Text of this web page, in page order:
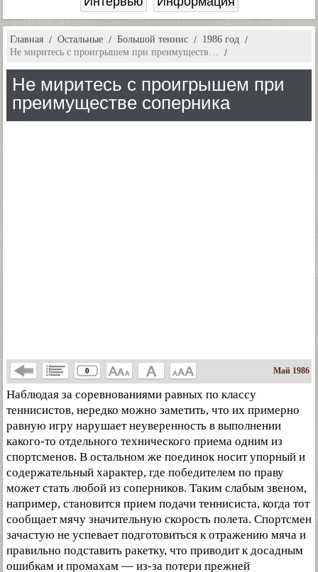
Главная Остальные Большой теннис
1986 год
Не миритесь с проигрышем при преимуществ…
Не миритесь с проигрышем при
преимуществе соперника
0 Май 1986
Наблюдая за соревнованиями равных по классу
теннисистов, нередко можно заметить, что их примерно
равную игру нарушает неуверенность в выполнении
какого-то отдельного технического приема одним из
спортсменов. В остальном же поединок носит упорный и
содержательный характер, где победителем по праву
может стать любой из соперников. Таким слабым звеном,
например, становится прием подачи теннисиста, когда тот
сообщает мячу значительную скорость полета. Спортсмен
зачастую не успевает подготовиться к отражению мяча и
правильно подставить ракетку, что приводит к досадным
ошибкам и промахам — из-за потери прежней